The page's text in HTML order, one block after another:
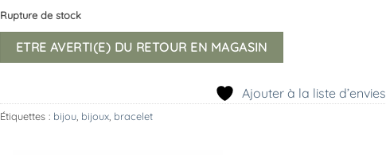
Rupture de stock
ETRE AVERTI(E) DU RETOUR EN MAGASIN
Ajouter à la liste d’envies
Étiquettes : bijou bijoux bracelet